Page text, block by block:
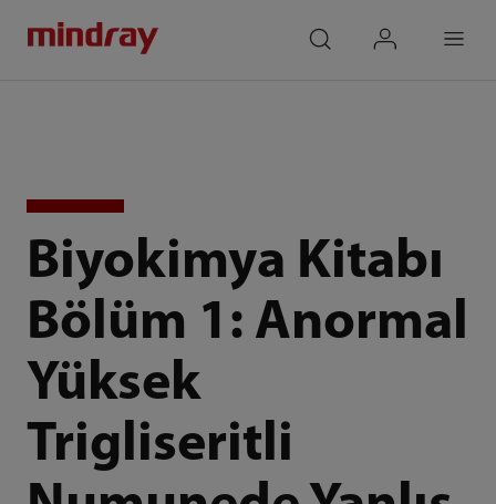
Biyokimya Kitabı
Bölüm 1: Anormal
Yüksek
Trigliseritli